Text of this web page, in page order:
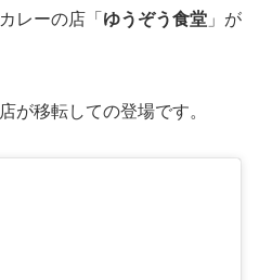
レーの店「 ゆうぞう食堂 」が
が移転しての登場です。